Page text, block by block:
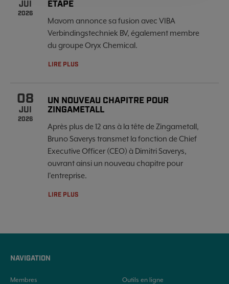
JUI
2026
ÉTAPE
Mavom annonce sa fusion avec VIBA
Verbindingstechniek BV, également membre
du groupe Oryx Chemical.
LIRE PLUS
08
JUI
2026
UN NOUVEAU CHAPITRE POUR
ZINGAMETALL
Après plus de 12 ans à la tête de Zingametall,
Bruno Saverys transmet la fonction de Chief
Executive Officer (CEO) à Dimitri Saverys,
ouvrant ainsi un nouveau chapitre pour
l'entreprise.
LIRE PLUS
NAVIGATION
Membres
Outils en ligne